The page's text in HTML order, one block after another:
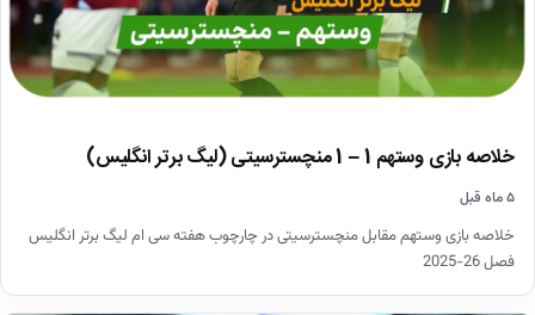
خلاصه بازی وستهم 1 – 1 منچسترسیتی (لیگ برتر انگلیس)
۵ ماه قبل
خلاصه بازی وستهم مقابل منچسترسیتی در چارچوب هفته سی ام لیگ برتر انگلیس
فصل 26-2025